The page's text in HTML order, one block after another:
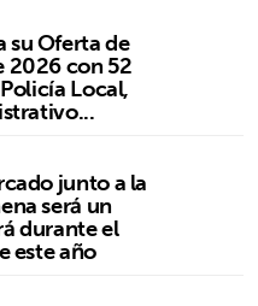
su Oferta de
2026 con 52
Local,
junto a la
será un
durante el
este año